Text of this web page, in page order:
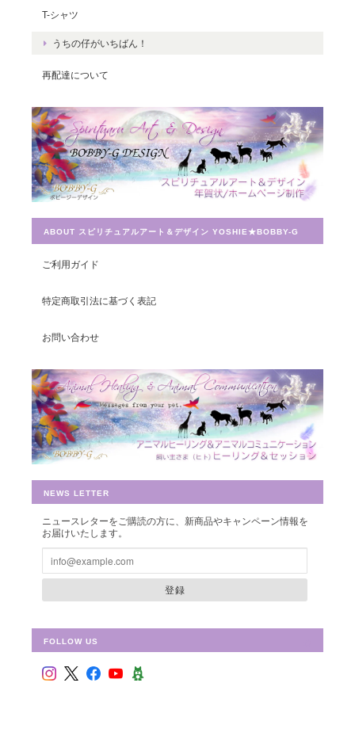
とても迅速に対応していただき感謝しています。 ありがとうござ
いました。
宇宙への願い／エネルギーカードNo.014
この度は素敵なカードを送って頂きありがとうございました。 大
豊かさを受け取る♪豊かさ・豊かさの循環／エネルギーカード
2019/07/26
早速お財布に入れさせて頂きました。 ありがとうございました。
2018/10/08
フラワー・オブ・ライフ 【神聖幾何学エネルギーカード】F-02
2018/09/09
T-シャツ
うちの仔がいちばん！
再配達について
ABOUT スピリチュアルアート＆デザイン YOSHIE★BOBBY-G
ご利用ガイド
特定商取引法に基づく表記
お問い合わせ
NEWS LETTER
ニュースレターをご購読の方に、新商品やキャンペーン情報を
お届けいたします。
登録
FOLLOW US